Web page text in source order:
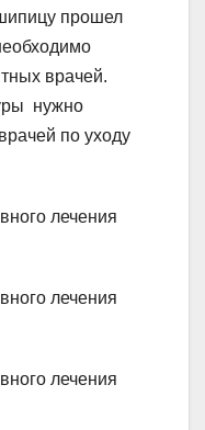
прошел
врачей.
нужно
по уходу